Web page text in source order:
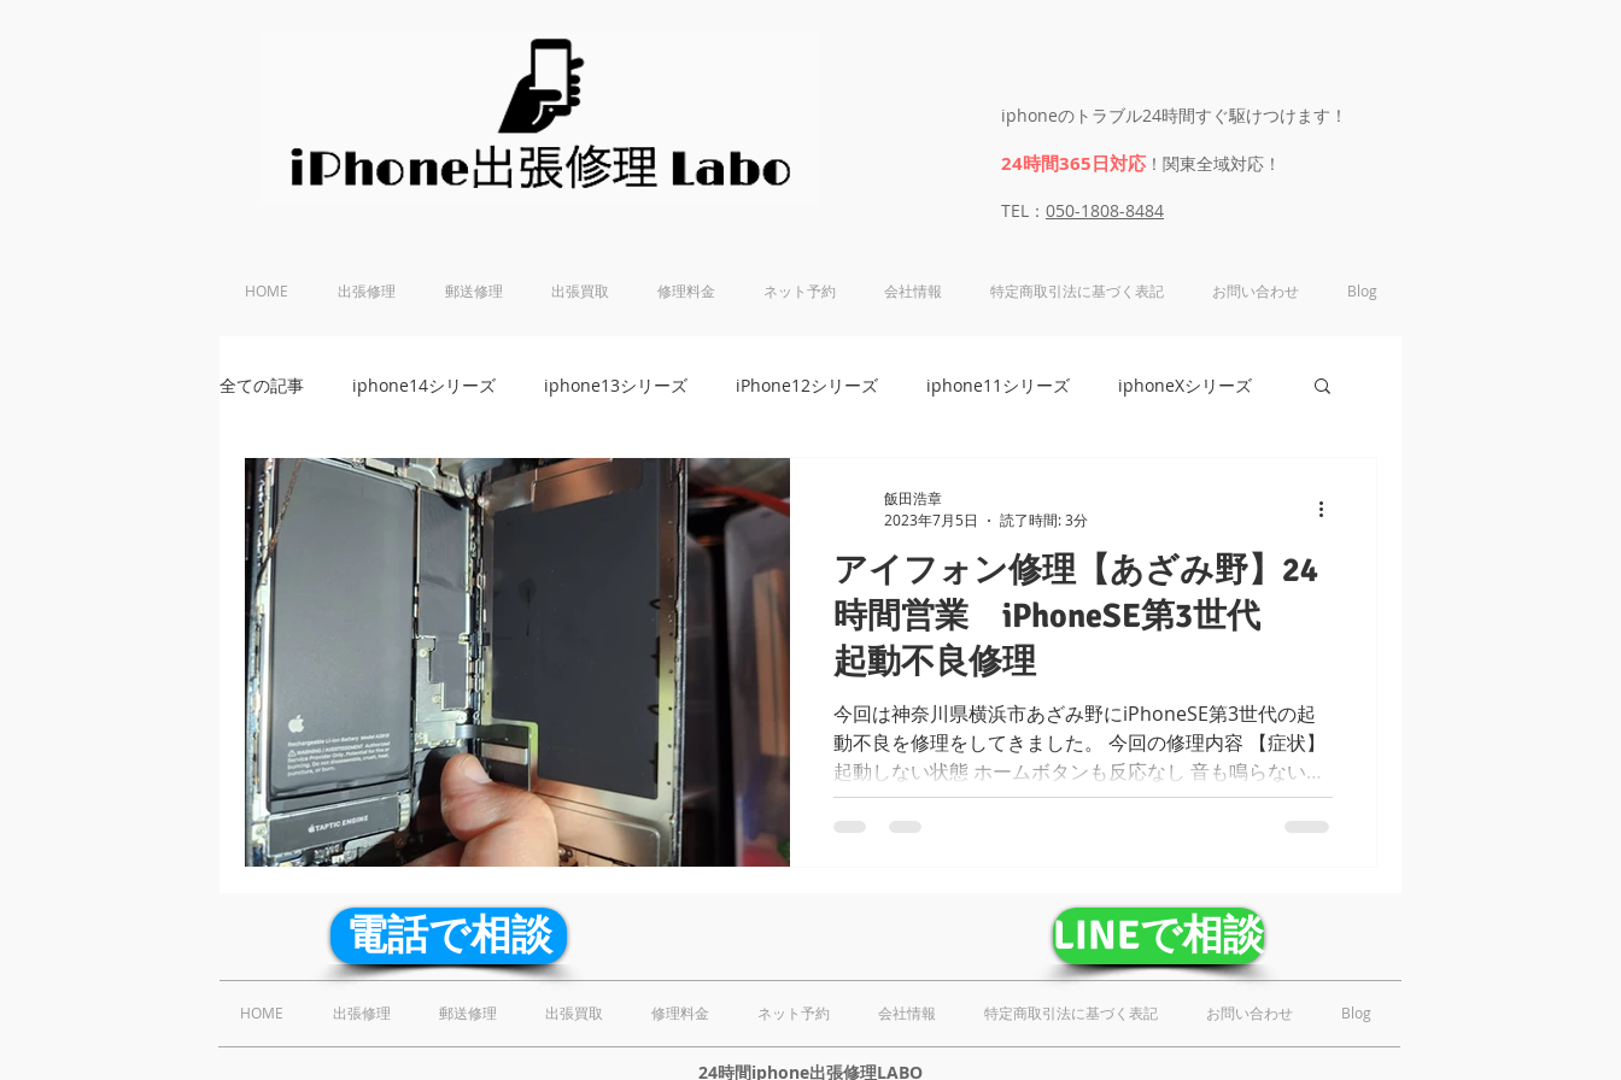
iphoneのトラブル24時間すぐ駆けつけます！
24時間365日対応 ！関東全域対応！
​​TEL： 050-1808-8484
HOME 出張修理 郵送修理 出張買取 修理料金 ネット予約 会社情報 特定商取引法に基づく表記 お問い合わせ Blog
全ての記事 iphone14シリーズ iphone13シリーズ iPhone12シリーズ iphone11シリーズ iphoneXシリーズ
iPhoneSE 第2世代 iphone8シリーズ iphone7シリーズ
iphone5シリーズ ipadシリーズ galaxyシリーズ google pixelシリーズ Macシリーズ 買取
画面交換修理 水没修理 スマホ、タブレット販売 iPhone故障
iphone修理 夜間 ipone出張修理 お知らせ お役立ち情報 iPhoneSE第3世代 バッテリー交換
充電不良修理 背面ガラス交換
アイフォン修理【あざみ野】24
時間営業 iPhoneSE第3世代
起動不良修理
今回は神奈川県横浜市あざみ野にiPhoneSE第3世代の起
動不良を修理をしてきました。 今回の修理内容 【症状】
起動しない状態 ホームボタンも反応なし 音も鳴らない
【きっかけ】 落下後に起動しなくなった 【機種】
iPhoneSE第3世代 【出張エリア】...
飯田浩章
2023年7月5日
読了時間: 3分
電話で相談 LINEで相談
HOME 出張修理 郵送修理 出張買取 修理料金 ネット予約 会社情報 特定商取引法に基づく表記 お問い合わせ Blog
24時間iphone出張修理LABO​